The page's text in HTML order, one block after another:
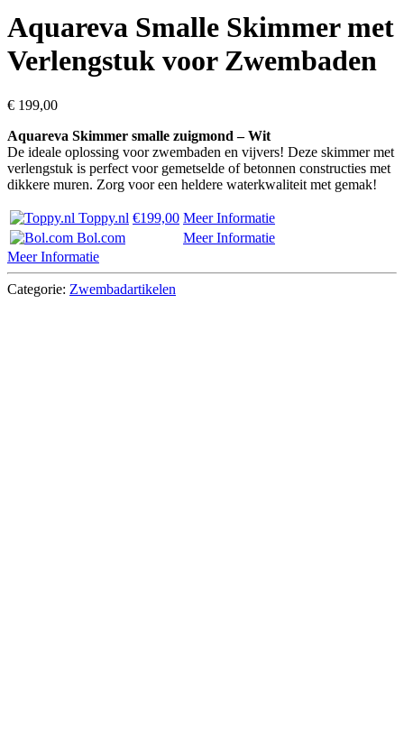
Aquareva Smalle Skimmer met
Verlengstuk voor Zwembaden
€ 199,00
Aquareva Skimmer smalle zuigmond – Wit
De ideale oplossing voor zwembaden en vijvers! Deze skimmer met
verlengstuk is perfect voor gemetselde of betonnen constructies met
dikkere muren. Zorg voor een heldere waterkwaliteit met gemak!
Toppy.nl €199,00 Meer Informatie
Bol.com
Meer Informatie
Meer Informatie
Categorie: Zwembadartikelen